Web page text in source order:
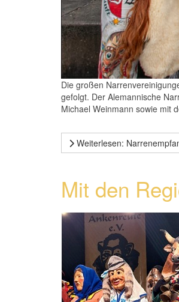
Die großen
gefolgt. Der Alemannische
Michael Weinmann sowie mit
Weiterlesen:
Mit den